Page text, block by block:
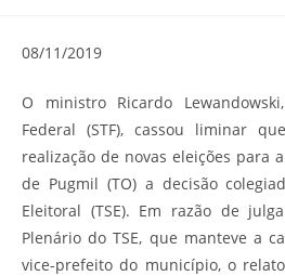
08/11/2019
O ministro Ricardo
Federal (STF), cassou liminar
realização de novas eleições para
de Pugmil (TO) a decisão
Eleitoral (TSE). Em razão de
Plenário do TSE, que manteve a
vice-prefeito do município, o